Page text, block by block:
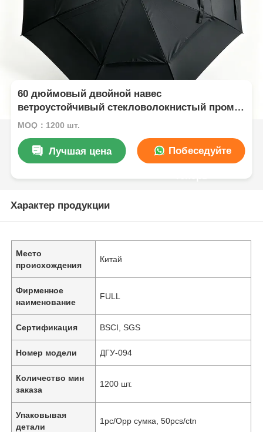
60 дюймовый двойной навес
ветроустойчивый стекловолокнистый промо-
зонт для гольфа
MOQ：1200 шт.
Лучшая цена Побеседуйте
Характер продукции
Место
происхождения
Китай
Фирменное
наименование
FULL
Сертификация BSCI, SGS
Номер модели ДГУ-094
Количество мин
заказа
1200 шт.
Упаковывая
детали
1pc/Opp сумка, 50pcs/ctn